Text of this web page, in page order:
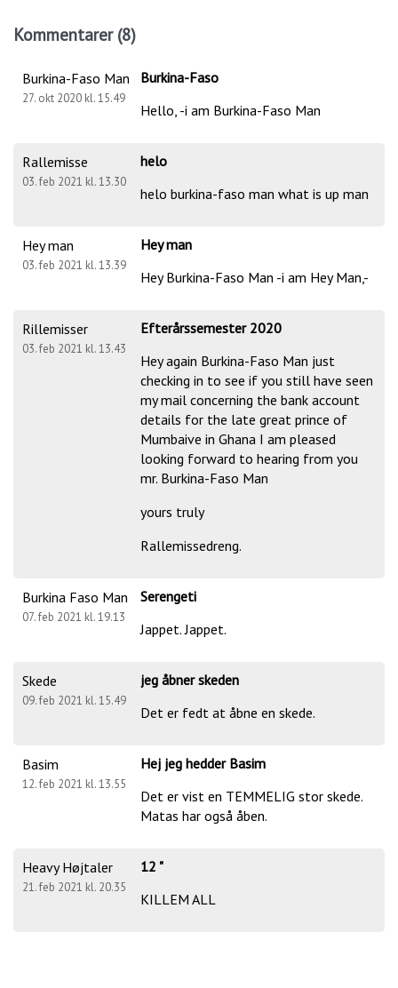
Kommentarer (8)
Burkina-Faso Man
27. okt 2020 kl. 15.49
Burkina-Faso
Hello, -i am Burkina-Faso Man
Rallemisse
03. feb 2021 kl. 13.30
helo
helo burkina-faso man what is up man
Hey man
03. feb 2021 kl. 13.39
Hey man
Hey Burkina-Faso Man -i am Hey Man,-
Rillemisser
03. feb 2021 kl. 13.43
Efterårssemester 2020
Hey again Burkina-Faso Man just
checking in to see if you still have seen
my mail concerning the bank account
details for the late great prince of
Mumbaive in Ghana I am pleased
looking forward to hearing from you
mr. Burkina-Faso Man
yours truly
Rallemissedreng.
Burkina Faso Man
07. feb 2021 kl. 19.13
Serengeti
Jappet. Jappet.
Skede
09. feb 2021 kl. 15.49
jeg åbner skeden
Det er fedt at åbne en skede.
Basim
12. feb 2021 kl. 13.55
Hej jeg hedder Basim
Det er vist en TEMMELIG stor skede.
Matas har også åben.
Heavy Højtaler
21. feb 2021 kl. 20.35
12 "
KILLEM ALL